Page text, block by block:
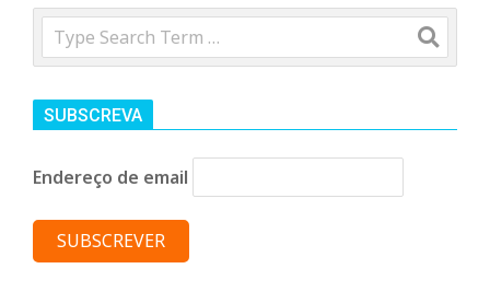
Search
SUBSCREVA
Endereço de email